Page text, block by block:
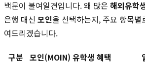
백문이 불여일견입니다. 왜 많은 해외유학
은행 대신 모인을 선택하는지, 주요 항목별
여드리겠습니다.
구분 모인(MOIN) 유학생 혜택